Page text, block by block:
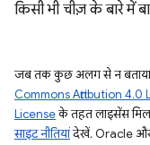
किसी भी चीज़ के बारे में
जब तक कुछ अलग से न बताया
Commons Attribution 4.0
Licenseके तहत लाइसेंस
साइट नीतियांदेखें. Oracle और/